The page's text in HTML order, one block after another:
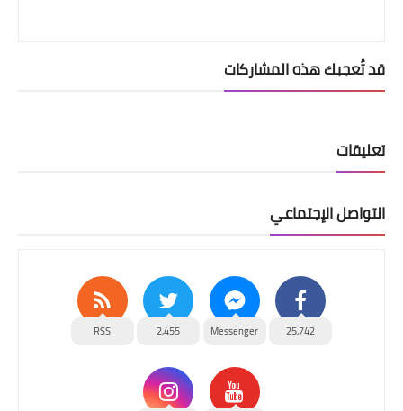
قد تُعجبك هذه المشاركات
تعليقات
التواصل الإجتماعي
25,742
Messenger
2,455
RSS